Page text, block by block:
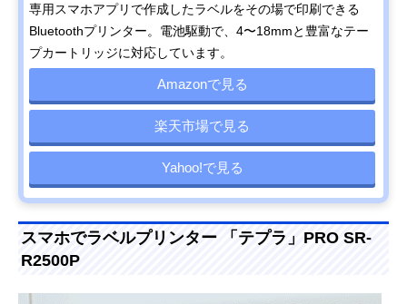
専用スマホアプリで作成したラベルをその場で印刷できる
Bluetoothプリンター。電池駆動で、4〜18mmと豊富なテー
プカートリッジに対応しています。
Amazonで見る
楽天市場で見る
Yahoo!で見る
スマホでラベルプリンター 「テプラ」PRO SR-
R2500P